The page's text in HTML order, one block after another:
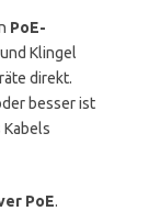
PoE-
Klingel
direkt.
besser ist
PoE.